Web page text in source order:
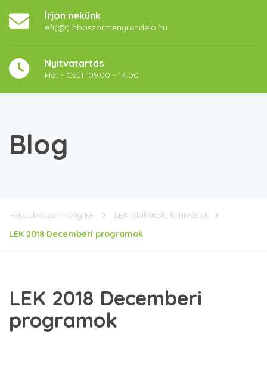
Írjon nekünk
efi(@) hboszormenyrendelo.hu
Nyitvatartás
Hét - Csüt: 09.00 - 14.00
Blog
Hajdúböszörmény EFI
LEK plakátok, felhívások
LEK 2018 Decemberi programok
LEK 2018 Decemberi
programok